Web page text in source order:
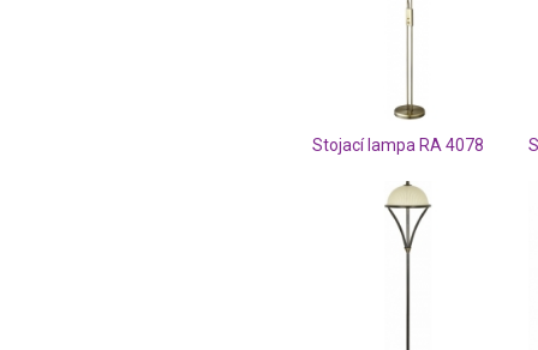
Stojací lampa RA 4078